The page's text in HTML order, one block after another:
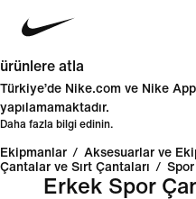
ürünlere atla
Türkiye’de Nike.com ve Nike
yapılamamaktadır.
Daha fazla bilgi edinin.
Ekipmanlar / Aksesuarlar ve
Çantalar ve Sırt Çantaları / Spor
Erkek Spor